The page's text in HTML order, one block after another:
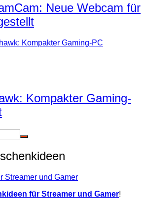
Neue Webcam für
Kompakter Gaming-
für Streamer und Gamer!